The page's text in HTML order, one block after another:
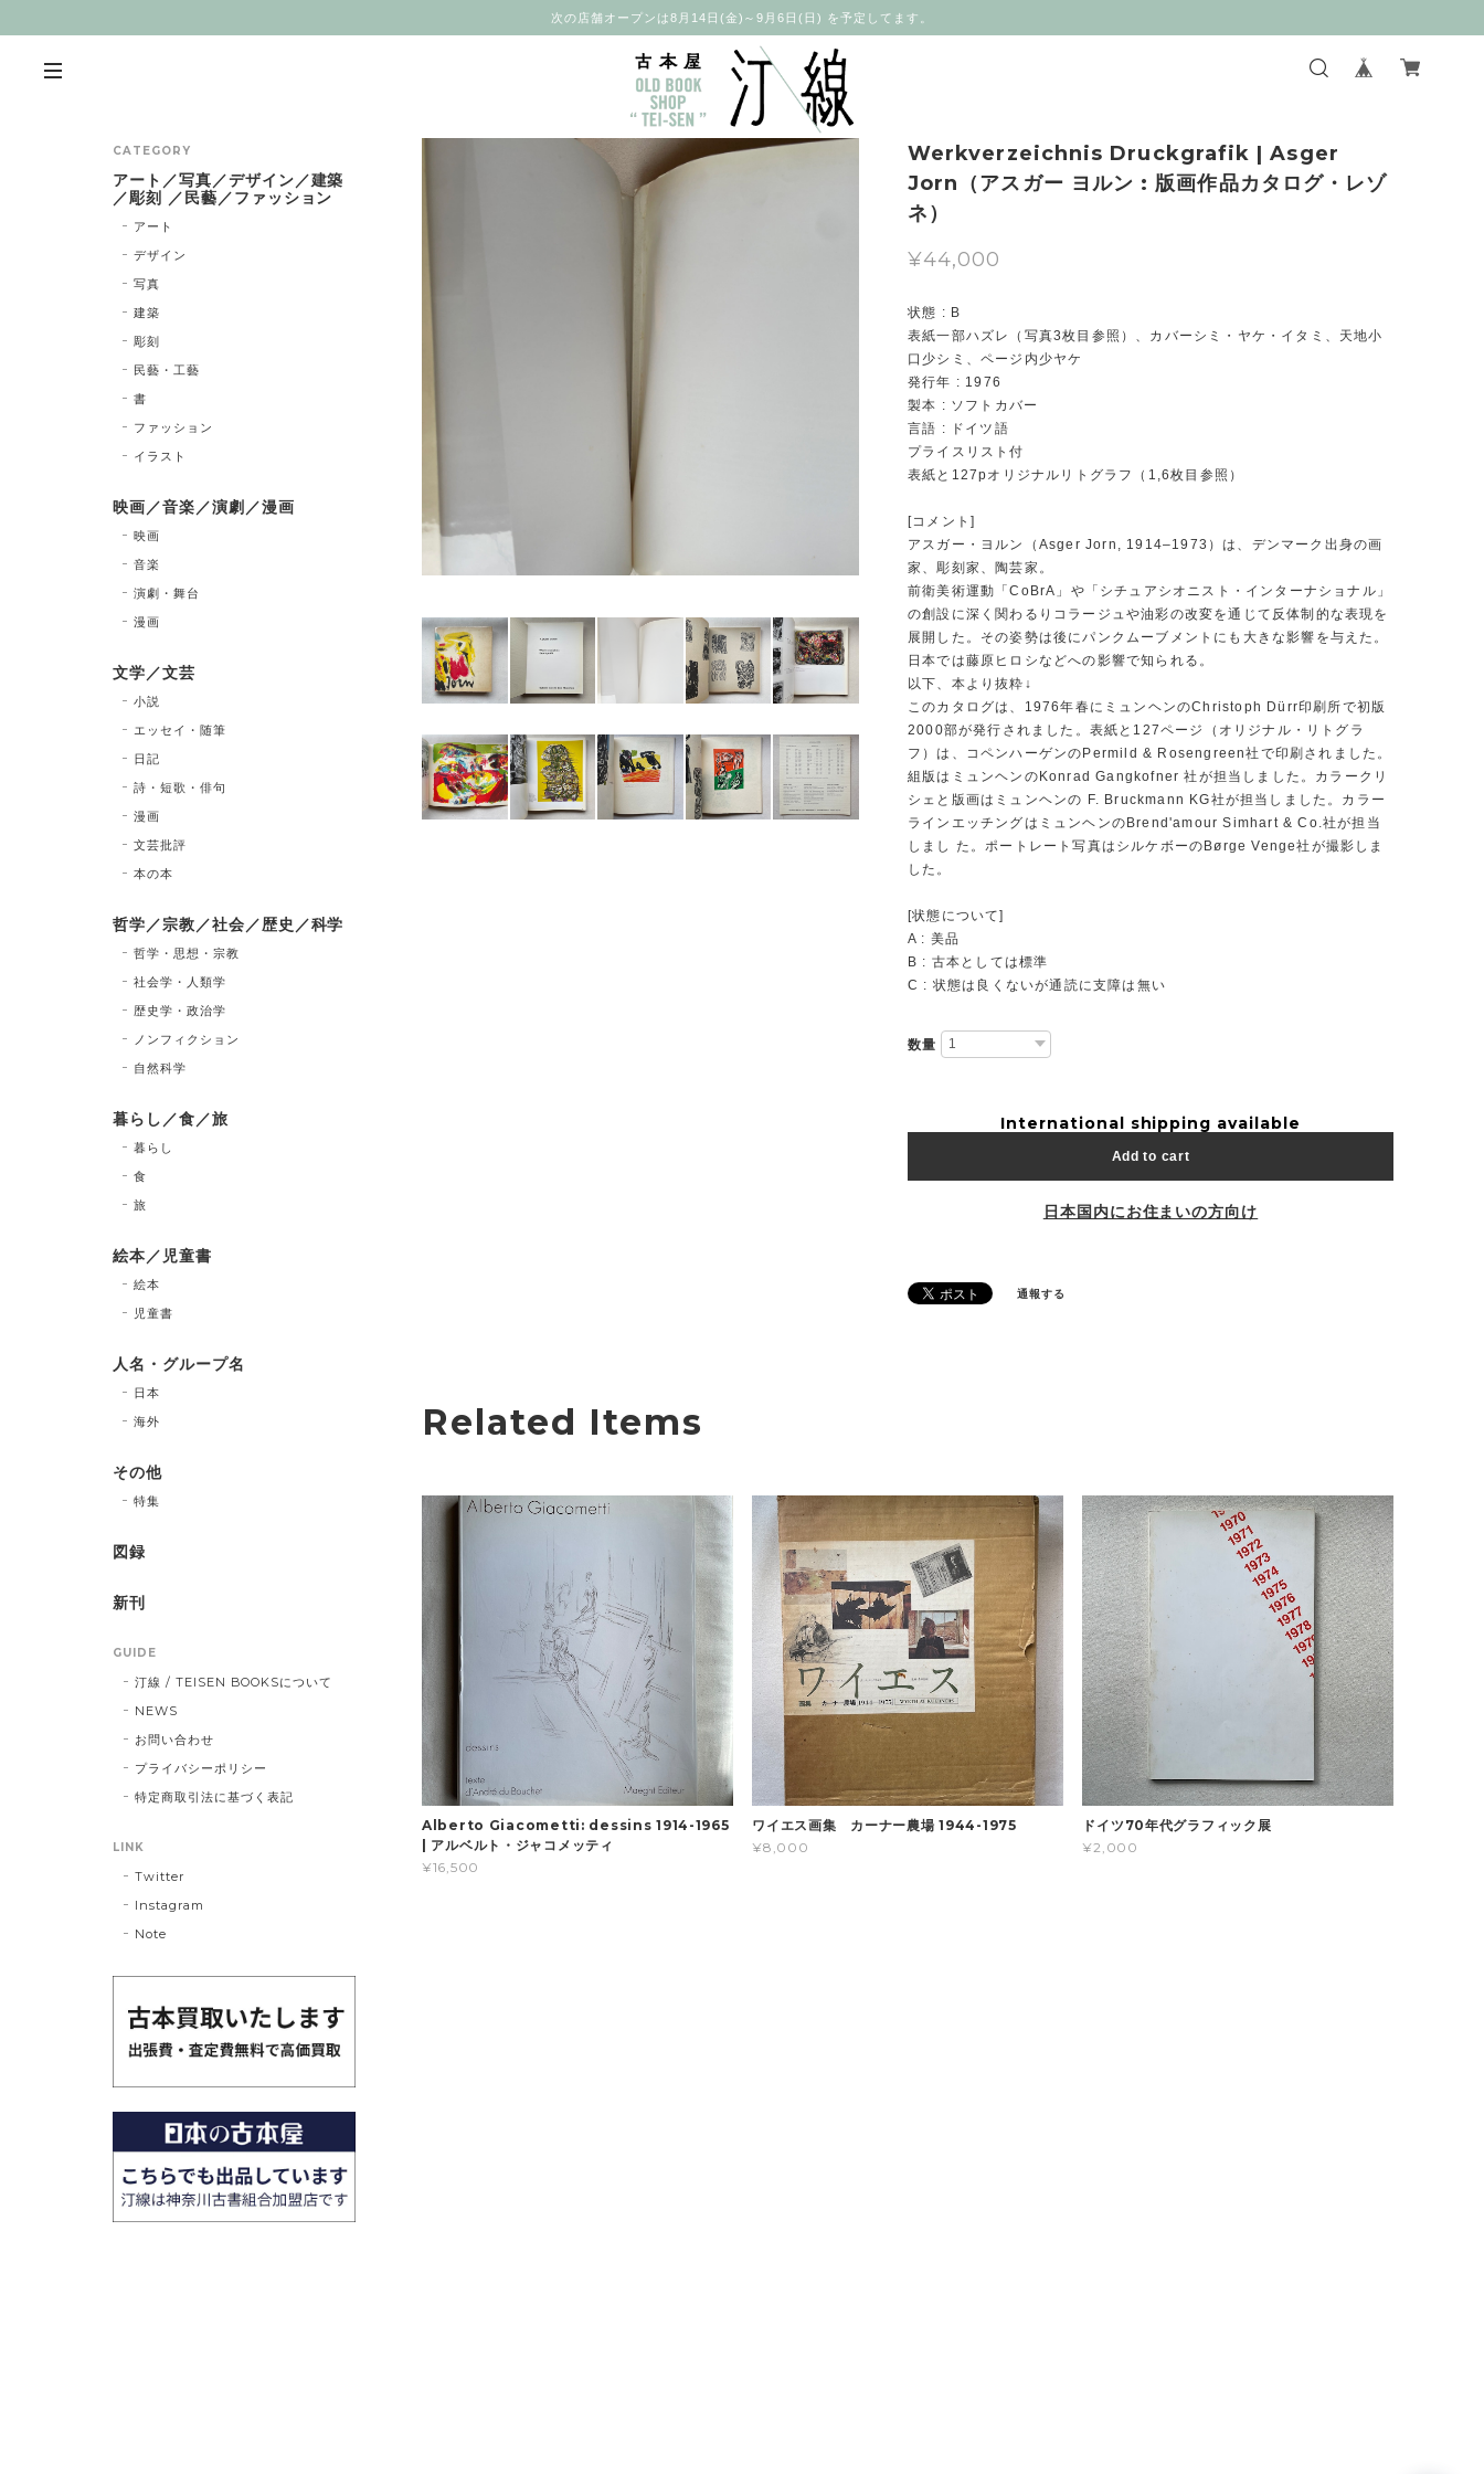
次の店舗オープンは8月14日(金)～9月6日(日) を予定してます。
Werkverzeichnis Druckgrafik | Asger
Jorn（アスガー ヨルン : 版画作品カタログ・レゾ
ネ）
¥44,000
状態 : B
表紙一部ハズレ（写真3枚目参照）、カバーシミ・ヤケ・イタミ、天地小
口少シミ、ページ内少ヤケ
発行年 : 1976
製本 : ソフトカバー
言語 : ドイツ語
プライスリスト付
表紙と127pオリジナルリトグラフ（1,6枚目参照）
[コメント]
アスガー・ヨルン（Asger Jorn, 1914–1973）は、デンマーク出身の画
家、彫刻家、陶芸家。
前衛美術運動「CoBrA」や「シチュアシオニスト・インターナショナル」
の創設に深く関わるりコラージュや油彩の改変を通じて反体制的な表現を
展開した。その姿勢は後にパンクムーブメントにも大きな影響を与えた。
日本では藤原ヒロシなどへの影響で知られる。
以下、本より抜粋↓
このカタログは、1976年春にミュンヘンのChristoph Dürr印刷所で初版
2000部が発行されました。表紙と127ページ（オリジナル・リトグラ
フ）は、コペンハーゲンのPermild & Rosengreen社で印刷されました。
組版はミュンヘンのKonrad Gangkofner 社が担当しました。カラークリ
シェと版画はミュンヘンの F. Bruckmann KG社が担当しました。カラー
ラインエッチングはミュンヘンのBrend'amour Simhart & Co.社が担当
しまし た。ポートレート写真はシルケボーのBørge Venge社が撮影しま
した。
[状態について]
A : 美品
B : 古本としては標準
C : 状態は良くないが通読に支障は無い
数量
International shipping available
Add to cart
日本国内にお住まいの方向け
通報する
Related Items
Alberto Giacometti: dessins 1914-1965
| アルベルト・ジャコメッティ
¥16,500
ワイエス画集 カーナー農場 1944-1975
¥8,000
ドイツ70年代グラフィック展
¥2,000
CATEGORY
アート／写真／デザイン／建築
／彫刻 ／民藝／ファッション
アート
デザイン
写真
建築
彫刻
民藝・工藝
書
ファッション
イラスト
映画／音楽／演劇／漫画
映画
音楽
演劇・舞台
漫画
文学／文芸
小説
エッセイ・随筆
日記
詩・短歌・俳句
漫画
文芸批評
本の本
哲学／宗教／社会／歴史／科学
哲学・思想・宗教
社会学・人類学
歴史学・政治学
ノンフィクション
自然科学
暮らし／食／旅
暮らし
食
旅
絵本／児童書
絵本
児童書
人名・グループ名
日本
海外
その他
特集
図録
新刊
GUIDE
汀線 / TEISEN BOOKSについて
NEWS
お問い合わせ
プライバシーポリシー
特定商取引法に基づく表記
LINK
Twitter
Instagram
Note